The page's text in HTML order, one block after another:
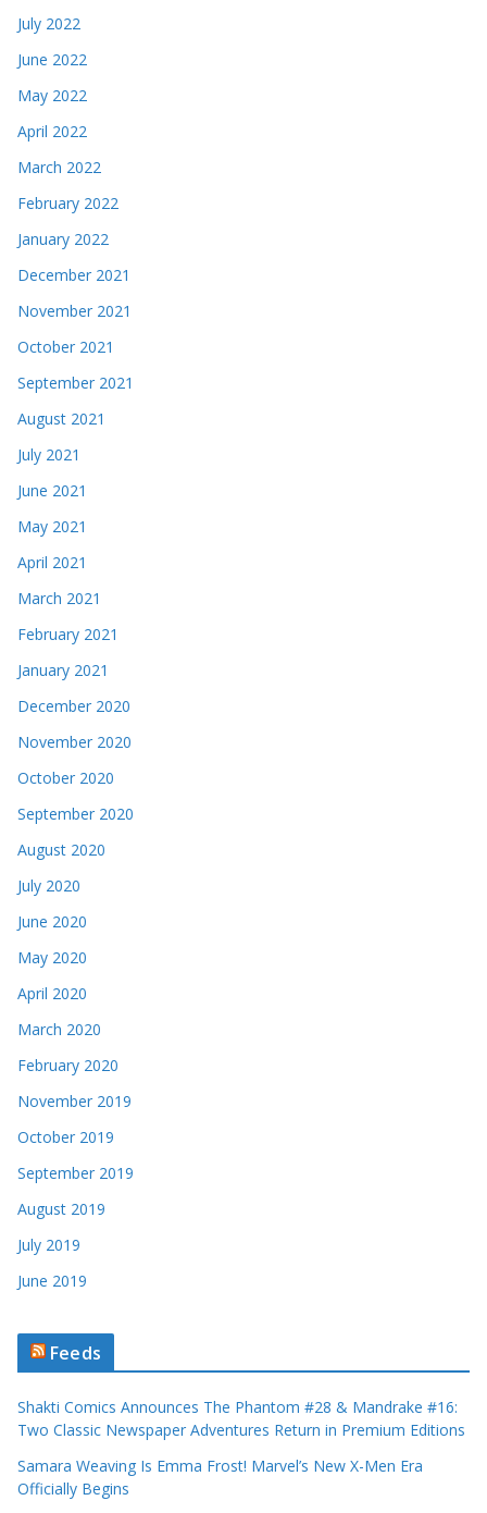
July 2022
June 2022
May 2022
April 2022
March 2022
February 2022
January 2022
December 2021
November 2021
October 2021
September 2021
August 2021
July 2021
June 2021
May 2021
April 2021
March 2021
February 2021
January 2021
December 2020
November 2020
October 2020
September 2020
August 2020
July 2020
June 2020
May 2020
April 2020
March 2020
February 2020
November 2019
October 2019
September 2019
August 2019
July 2019
June 2019
Feeds
Shakti Comics Announces The Phantom #28 & Mandrake #16:
Two Classic Newspaper Adventures Return in Premium Editions
Samara Weaving Is Emma Frost! Marvel’s New X-Men Era
Officially Begins